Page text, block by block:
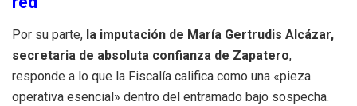
Por su parte, la imputación de María Gertrudis Alcázar,
secretaria de absoluta confianza de Zapatero,
responde a lo que la Fiscalía califica como una «pieza
operativa esencial» dentro del entramado bajo sospecha.